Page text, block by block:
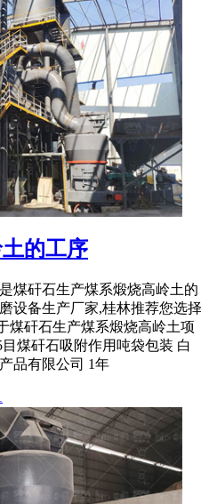
的工序
煤矸石生产煤系煅烧高岭土的
设备生产厂家,桂林推荐您选择
煤矸石生产煤系煅烧高岭土项
煤矸石吸附作用吨袋包装 白
品有限公司 1年